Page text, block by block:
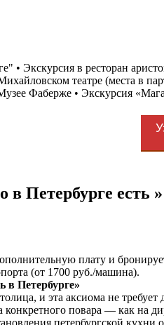
• Экскурсия в ресторан
театре (места в
Фаберже • Экскурсия
в Петербурге есть
плату и
(от 1700 руб./машина).
в Петербурге»
и эта аксиома не
конкретного повара — как
петербургской